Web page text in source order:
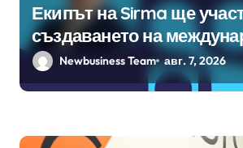
Екипът на Sirma ще
създаването на
стандарти за навлизане на
изкуствен интелект в
Newbusiness Team авг. 7, 2026